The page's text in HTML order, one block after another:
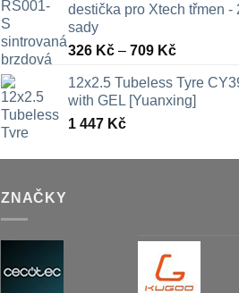
destička pro Xtech třmen -
sady
326 Kč – 709 KčRozpětí
326 Kč
až
12x2.5 Tubeless Tyre
with GEL [Yuanxing]
1 447 Kč
ZNAČKY